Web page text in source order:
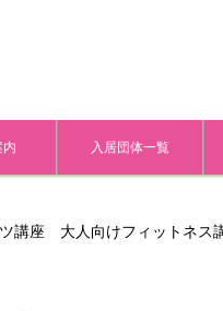
入居団体一覧
講座 大人向けフィットネス